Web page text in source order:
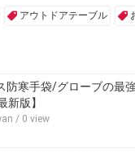
アウトドアテーブル
防寒手袋/グローブの最
新版】
/ 0 view